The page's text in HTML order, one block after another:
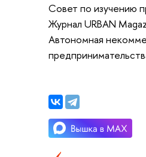
Совет по изучению
Журнал URBAN
Автономная